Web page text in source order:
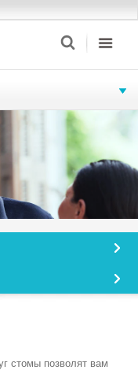
стомы позволят вам